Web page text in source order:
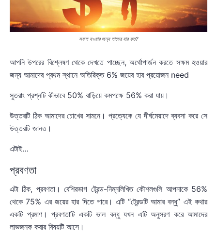
সফল হওয়ার জন্য লাভের হার কত?
আপনি উপরের বিশ্লেষণ থেকে দেখতে পাচ্ছেন, অর্থোপার্জন করতে সক্ষম হওয়ার
জন্য আমাদের প্রথম স্থানে অতিরিক্ত 6% জয়ের হার প্রয়োজন need
সুতরাং প্রশ্নটি কীভাবে 50% বাড়িয়ে কমপক্ষে 56% করা যায়।
উত্তরটি ঠিক আমাদের চোখের সামনে। প্রত্যেকে যে দীর্ঘমেয়াদে ব্যবসা করে সে
উত্তরটি জানত।
এটাই…
প্রবণতা
এটা ঠিক, প্রবণতা। বেশিরভাগ ট্রেন্ড-নিম্নলিখিত কৌশলগুলি আপনাকে 56%
থেকে 75% এর জয়ের হার দিতে পারে। এটি “ট্রেন্ডটি আমার বন্ধু” এই কথার
একটি প্রমাণ। প্রবণতাটি একটি ভাল বন্ধু যখন এটি অনুসরণ করে আমাদের
লাভজনক করার বিষয়টি আসে।